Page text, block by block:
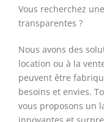
Vous recherchez
transparentes ?
Nous avons des
location ou à la
peuvent être
besoins et envies.
vous proposons un
innovantes et